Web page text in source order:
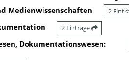
Medienwissenschaften
2
2 Einträge
Dokumentationswesen: